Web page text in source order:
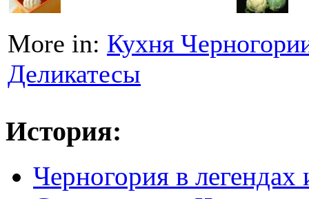
More in: Кухня
Деликатесы
История:
Черногория в легендах